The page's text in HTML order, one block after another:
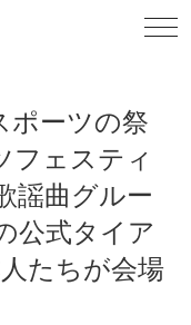
toggle
ポーツの祭
フェスティ
謡曲グルー
公式タイア
たちが会場